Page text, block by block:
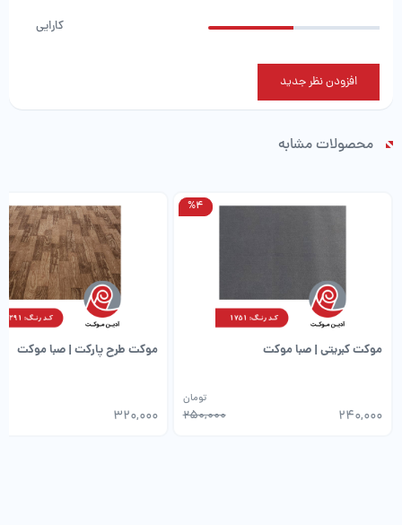
کارایی
افزودن نظر جدید
محصولات مشابه
موکت کبریتی | صبا موکت
250,000
تومان
240,000
%4
%4
موکت طرح پارکت | صبا موکت
320,000